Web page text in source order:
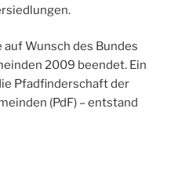
Wunsch des Bundes
2009 beendet. Ein
Pfadfinderschaft der
(PdF) – entstand